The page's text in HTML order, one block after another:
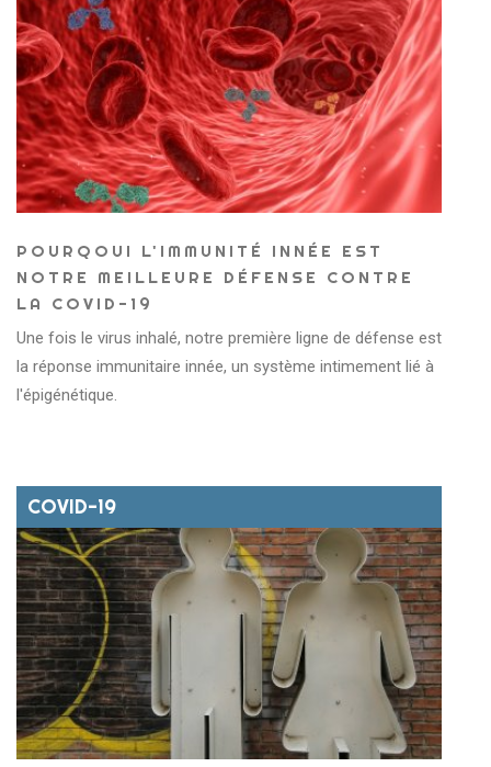
POURQOUI L'IMMUNITÉ INNÉE EST
NOTRE MEILLEURE DÉFENSE CONTRE
LA COVID-19
Une fois le virus inhalé, notre première ligne de défense est
la réponse immunitaire innée, un système intimement lié à
l'épigénétique.
COVID-19